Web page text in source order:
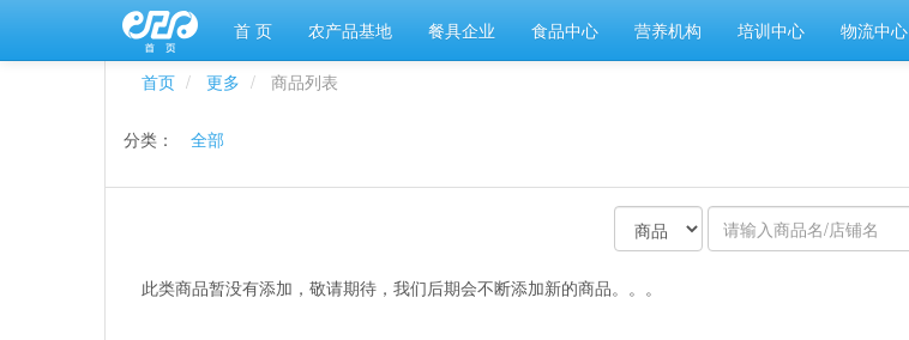
首 页 农产品基地 餐具企业 食品中心 营养机构 培训中心 物流中心
首页 更多 商品列表
分类： 全部
此类商品暂没有添加，敬请期待，我们后期会不断添加新的商品。。。